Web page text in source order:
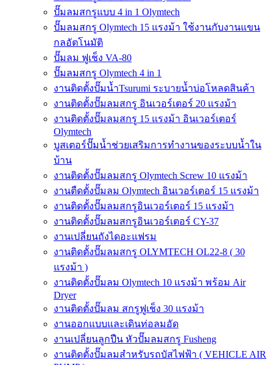
ปั๊มลมสกรูแบบ 4 in 1 Olymtech
ปั๊มลมสกรู Olymtech 15 แรงม้า ใช้งานกับงานแขน
กลอัตโนมัติ
ปั๊มลม ฟูเช็ง VA-80
ปั๊มลมสกรู Olymtech 4 in 1
งานติดตั้งปั๊มน้ำTsurumi ระบายน้ำบ่อโหลดสินค้า
งานติดตั้งปั๊มลมสกรู อินเวอร์เตอร์ 20 แรงม้า
งานติดตั้งปั๊มลมสกรู 15 แรงม้า อินเวอร์เตอร์
Olymtech
บูสเตอร์ปั๊มน้ำช่วยเสริมการทำงานของระบบน้ำใน
บ้าน
งานติดตั้งปั๊มลมสกรู Olymtech Screw 10 แรงม้า
งานตืดตั้งปั๊มลม Olymtech อินเวอร์เตอร์ 15 แรงม้า
งานติดตั้งปั๊มลมสกรูอินเวอร์เตอร์ 15 แรงม้า
งานติดตั้งปั๊มลมสกรูอินเวอร์เตอร์ CY-37
งานเปลี่ยนถังไดอะแฟรม
งานติดตั้งปั๊มลมสกรู OLYMTECH OL22-8 ( 30
แรงม้า )
งานติดตั้งปั๊มลม Olymtech 10 แรงม้า พร้อม Air
Dryer
งานติดตั้งปั๊มลม สกรูฟูเช็ง 30 แรงม้า
งานออกแบบและเดินท่อลมอัด
งานเปลี่ยนลูกปืน หัวปั๊มลมสกรู Fusheng
งานติดตั้งปั๊มลมสำหรับรถบัสไฟฟ้า ( VEHICLE AIR